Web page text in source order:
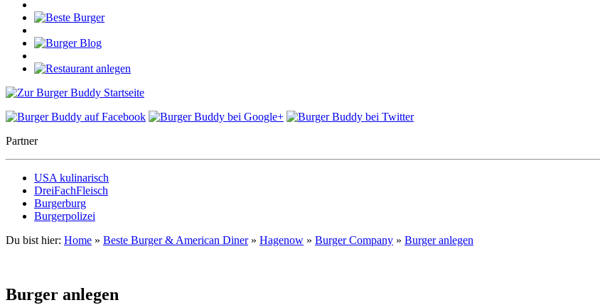
Partner
USA kulinarisch
DreiFachFleisch
Burgerburg
Burgerpolizei
Du bist hier: Home » Beste Burger & American Diner» Hagenow » Burger Company » Burger anlegen
Burger anlegen